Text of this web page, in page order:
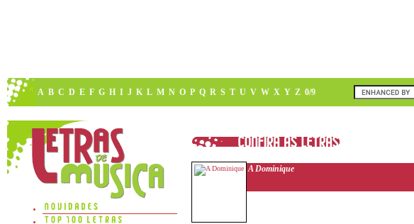
A B C D E F G H I J K L M N O P Q R S T U V W X Y Z 0/9
A Dominique